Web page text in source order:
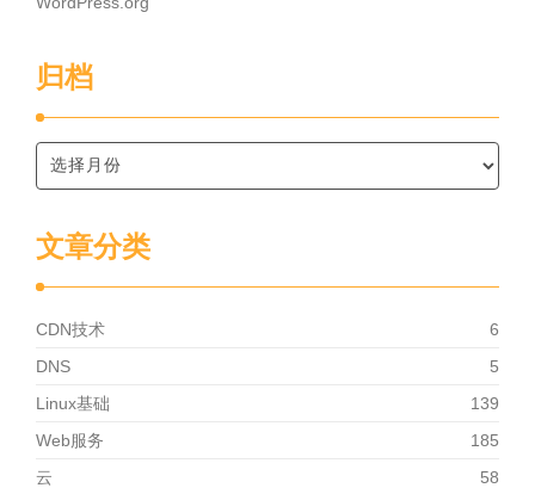
归档
文章分类
CDN技术
6
DNS
5
Linux基础
139
Web服务
185
云
58